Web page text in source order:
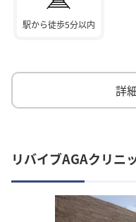
駅から徒歩5分以内
詳
リバイブAGAクリニ